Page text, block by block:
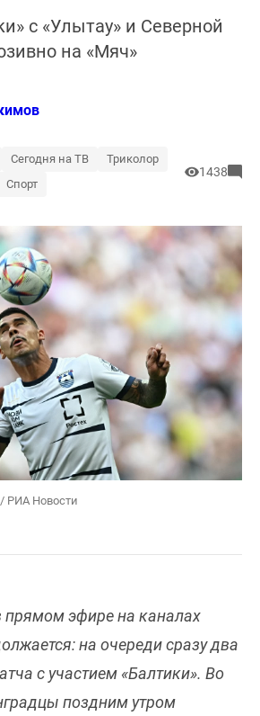
с «Улытау» и Северной
на «Мяч»
Сегодня на ТВ
Триколор
Спорт
1438
РИА Новости
прямом эфире на каналах
на очереди сразу два
с участием «Балтики». Во
поздним утром